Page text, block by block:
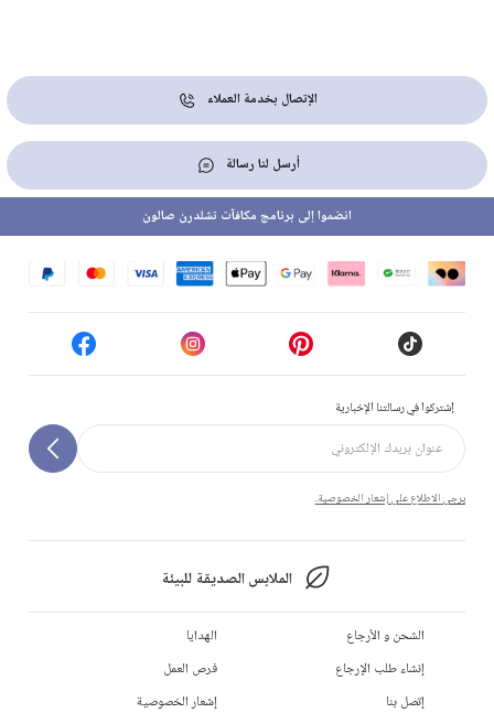
الإتصال بخدمة العملاء
أرسل لنا رسالة
إشتركوا في رسالتنا الإخبارية
يرجى الاطلاع على إشعار الخصوصية.
الملابس الصديقة للبيئة
انضموا إلى برنامج مكافآت تشلدرن صالون
الشحن و الأرجاع
إنشاء طلب الإرجاع
إتصل بنا
الهدايا
فرص العمل
إشعار الخصوصية